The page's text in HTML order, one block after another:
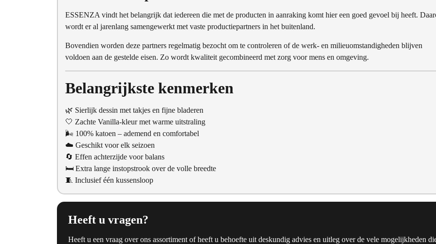
ESSENZA vindt het belangrijk dat iedereen die met de producten in aanraking komt hier een goed gevoel bij heeft.
wordt er al jarenlang samengewerkt met vaste productiepartners in het buitenland.
Bovendien worden deze partners regelmatig bezocht om te controleren of de werk- en milieuomstandigheden blijven
voldoen aan de gestelde eisen. Zo wordt kwaliteit gecombineerd met zorg voor mens en omgeving.
Belangrijkste kenmerken
🌿 Sierlijk dessin met takjes en fijne bladeren
🤍 Zachte Vanilla-kleur met warme uitstraling
🌬 100% katoen – ademend en comfortabel
☁️ Geschikt voor elk seizoen
🔄 Effen achterzijde voor balans
🛏 Extra lange instopstrook over de volle breedte
🧵 Inclusief één kussensloop
Heeft u vragen?
Heeft u een vraag over ons assortiment of heeft u behoefte uit deskundig advies en uitleg over de vele mogelijkheden